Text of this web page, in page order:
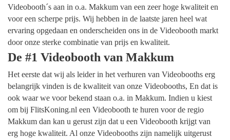
Videobooth´s aan in o.a. Makkum van een zeer hoge kwaliteit en
voor een scherpe prijs. Wij hebben in de laatste jaren heel wat
ervaring opgedaan en onderscheiden ons in de Videobooth markt
door onze sterke combinatie van prijs en kwaliteit.
De #1 Videobooth van Makkum
Het eerste dat wij als leider in het verhuren van Videobooths erg
belangrijk vinden is de kwaliteit van onze Videobooths, En dat is
ook waar we voor bekend staan o.a. in Makkum. Indien u kiest
om bij FlitsKoning.nl een Videobooth te huren voor de regio
Makkum dan kan u gerust zijn dat u een Videobooth krijgt van
erg hoge kwaliteit. Al onze Videobooths zijn namelijk uitgerust